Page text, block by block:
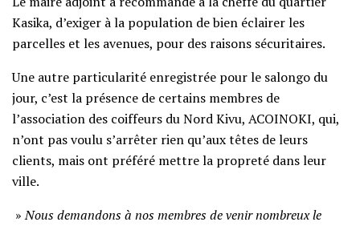
Kasika, d’exiger à la population de bien éclairer les
parcelles et les avenues, pour des raisons sécuritaires.
Une autre particularité enregistrée pour le salongo du
jour, c’est la présence de certains membres de
l’association des coiffeurs du Nord Kivu, ACOINOKI, qui,
n’ont pas voulu s’arrêter rien qu’aux têtes de leurs
clients, mais ont préféré mettre la propreté dans leur
ville.
»Nous demandons à nos membres de venir nombreux le